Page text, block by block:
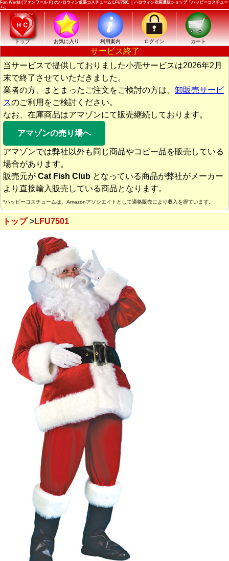
Fun World (ファンワールド) のハロウィン仮装コスチューム LFU7501 ｜ハロウィン衣装通販ショップ「ハッピーコスチュー
ム」
トップ お気に入り 利用案内 ログイン カート
サービス終了
当サービスで提供しておりました小売サービスは2026年2月
末で終了させていただきました。
業者の方、まとまったご注文をご検討の方は、 卸販売サービ
スのご利用をご検討ください。
なお、在庫商品はアマゾンにて販売継続しております。
アマゾンの売り場へ
アマゾンでは弊社以外も同じ商品やコピー品を販売している
場合があります。
販売元が Cat Fish Club となっている商品が弊社がメーカー
より直接輸入販売している商品となります。
*ハッピーコスチュームは、Amazonアソシエイトとして適格販売により収入を得ています。
トップ LFU7501